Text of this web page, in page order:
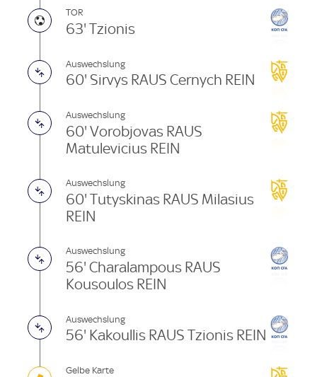
TOR
63' Tzionis
Auswechslung
60' Sirvys RAUS Cernych REIN
Auswechslung
60' Vorobjovas RAUS
Matulevicius REIN
Auswechslung
60' Tutyskinas RAUS Milasius
REIN
Auswechslung
56' Charalampous RAUS
Kousoulos REIN
Auswechslung
56' Kakoullis RAUS Tzionis REIN
Gelbe Karte